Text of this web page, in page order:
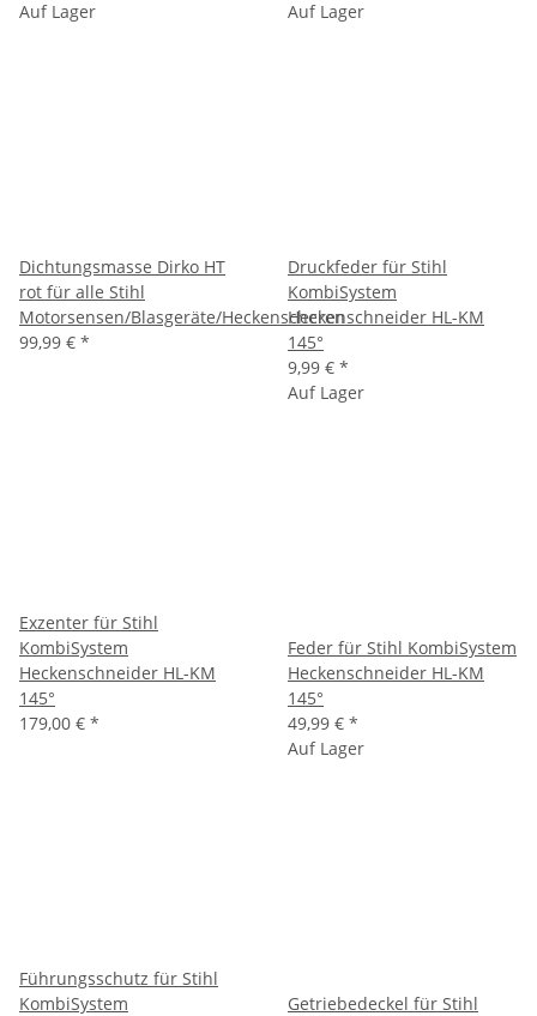
Auf Lager
Dichtungsmasse Dirko HT
rot für alle Stihl
Motorsensen/Blasgeräte/Heckenscheren
99,99 € *
Auf Lager
Druckfeder für Stihl
KombiSystem
Heckenschneider HL-KM
145°
9,99 € *
Exzenter für Stihl
KombiSystem
Heckenschneider HL-KM
145°
179,00 € *
Auf Lager
Feder für Stihl KombiSystem
Heckenschneider HL-KM
145°
49,99 € *
Führungsschutz für Stihl
KombiSystem
Auf Lager
Getriebedeckel für Stihl